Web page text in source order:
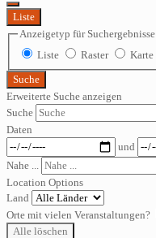
Liste
Anzeigetyp für Suchergebnisse
Liste
Raster Karte
Suche
Erweiterte Suche anzeigen
Suche
Daten
und
Nahe ...
Location Options
Land
Orte mit vielen Veranstaltungen?
Alle löschen